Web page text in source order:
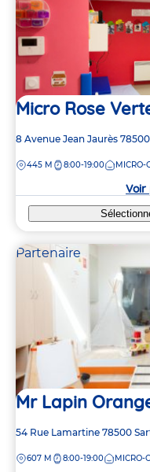
Micro Rose
Adresse
la
8 Avenue Jean Jaurès 78500
DISTANCE
445 M 8:00-19:00 MICRO-
Voir
Partenaire
Mr Lapin
Adresse
la
54 Rue Lamartine 78500
DISTANCE
607 M 8:00-19:00 MICRO-